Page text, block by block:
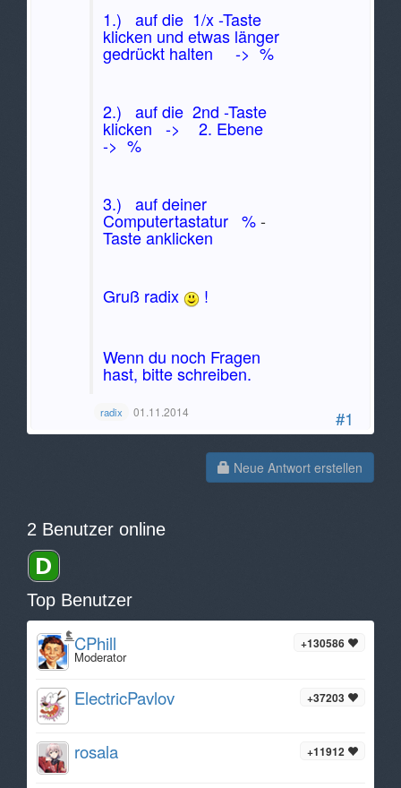
#1
1.) auf die 1/x -Taste
klicken und etwas länger
gedrückt halten -> %
2.) auf die 2nd -Taste
klicken -> 2. Ebene
-> %
3.) auf deiner
Computertastatur %-
Taste anklicken
Gruß radix !
Wenn du noch Fragen
hast, bitte schreiben.
radix 01.11.2014
Neue Antwort erstellen
2 Benutzer online
Top Benutzer
+130586
CPhill
Moderator
+37203
ElectricPavlov
+11912
rosala